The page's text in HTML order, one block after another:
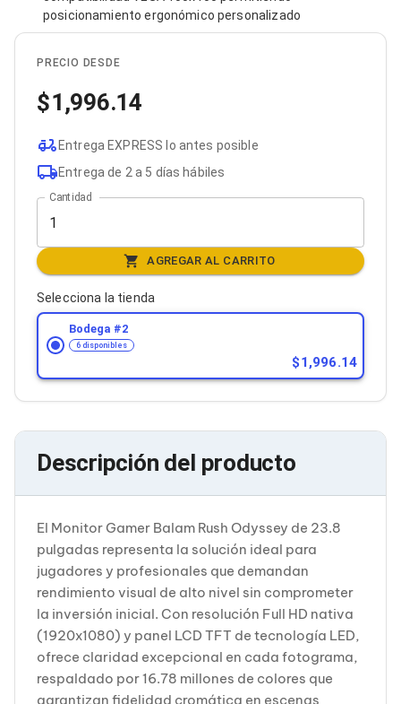
Adaptadores Video DVI
Adaptadores Video VGA / HD15
Repetidores USB
Adaptadores Audio AUX
Adaptadores Audio USB
Mouse
Mousepads
Teclados
Teclados Numéricos
Controles de Juego para PC
Accesorios para Servidores
Racks y Gabinetes
Charolas para Racks y Gabinetes
Cableado Estructurado para Servidores
Cables KVM
Fuentes de Poder
Soportes y Paneles
Sistemas Operativos para Servidores
Soportes de Datos
Ultrium
Discos Duros / SSD / NAS
Discos Duros Externos
Discos Duros para NAS
Discos Duros para Videovigilancia
Discos Duros para Servidores
Accesorios para SSD
Gabinetes para SSD
Almacenamiento MSA
Discos Duros Internos para PC
Discos Duros Internos para Laptop
Monitores
posicionamiento ergonómico personalizado
PRECIO DESDE
1,996.14
Entrega EXPRESS lo antes posible
Entrega de 2 a 5 días hábiles
Cantidad
AGREGAR AL CARRITO
Selecciona la tienda
Bodega #2
6 disponibles
1,996.14
Descripción del producto
El Monitor Gamer Balam Rush Odyssey de 23.8
pulgadas representa la solución ideal para
jugadores y profesionales que demandan
rendimiento visual de alto nivel sin comprometer
la inversión inicial. Con resolución Full HD nativa
(1920x1080) y panel LCD TFT de tecnología LED,
ofrece claridad excepcional en cada fotograma,
respaldado por 16.78 millones de colores que
garantizan fidelidad cromática en escenas